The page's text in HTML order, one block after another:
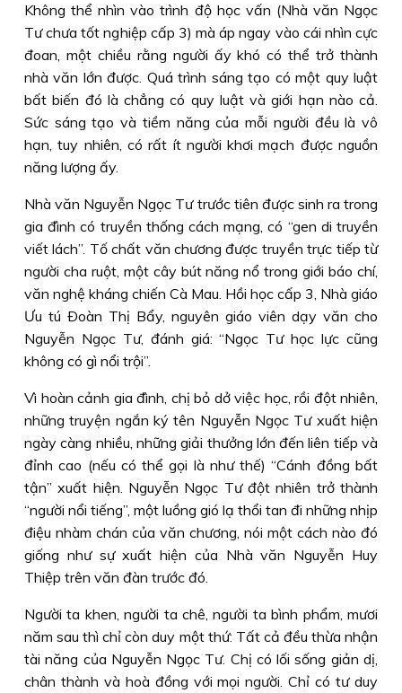
Không thể nhìn vào trình độ học vấn (Nhà văn Ngọc
Tư chưa tốt nghiệp cấp 3) mà áp ngay vào cái nhìn cực
đoan, một chiều rằng người ấy khó có thể trở thành
nhà văn lớn được. Quá trình sáng tạo có một quy luật
bất biến đó là chẳng có quy luật và giới hạn nào cả.
Sức sáng tạo và tiềm năng của mỗi người đều là vô
hạn, tuy nhiên, có rất ít người khơi mạch được nguồn
năng lượng ấy.
Nhà văn Nguyễn Ngọc Tư trước tiên được sinh ra trong
gia đình có truyền thống cách mạng, có “gen di truyền
viết lách”. Tố chất văn chương được truyền trực tiếp từ
người cha ruột, một cây bút năng nổ trong giới báo chí,
văn nghệ kháng chiến Cà Mau. Hồi học cấp 3, Nhà giáo
Ưu tú Ðoàn Thị Bẩy, nguyên giáo viên dạy văn cho
Nguyễn Ngọc Tư, đánh giá: “Ngọc Tư học lực cũng
không có gì nổi trội”.
Vì hoàn cảnh gia đình, chị bỏ dở việc học, rồi đột nhiên,
những truyện ngắn ký tên Nguyễn Ngọc Tư xuất hiện
ngày càng nhiều, những giải thưởng lớn đến liên tiếp và
đỉnh cao (nếu có thể gọi là như thế) “Cánh đồng bất
tận” xuất hiện. Nguyễn Ngọc Tư đột nhiên trở thành
“người nổi tiếng”, một luồng gió lạ thổi tan đi những nhịp
điệu nhàm chán của văn chương, nói một cách nào đó
giống như sự xuất hiện của Nhà văn Nguyễn Huy
Thiệp trên văn đàn trước đó.
Người ta khen, người ta chê, người ta bình phẩm, mươi
năm sau thì chỉ còn duy một thứ: Tất cả đều thừa nhận
tài năng của Nguyễn Ngọc Tư. Chị có lối sống giản dị,
chân thành và hoà đồng với mọi người. Chỉ có tư duy